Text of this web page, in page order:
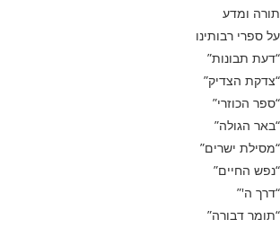
תורה ומדע
על ספרי רבותינו
“דעת תבונות”
“צדקת הצדיק”
“ספר הכוזרי”
“באר הגולה”
“מסילת ישרים”
“נפש החיים”
“דרך ה'”
“תומר דבורה”